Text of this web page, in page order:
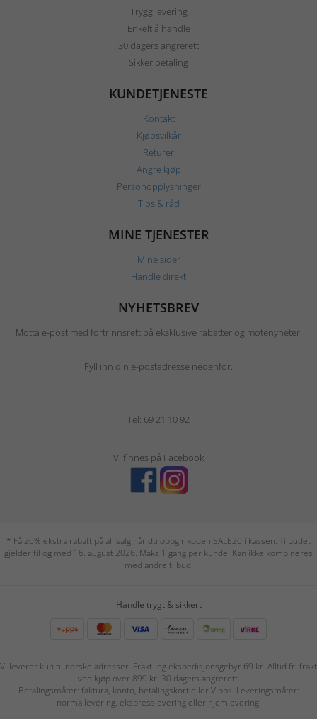
Trygg levering
Enkelt å handle
30 dagers angrerett
Sikker betaling
KUNDETJENESTE
Kontakt
Kjøpsvilkår
Returer
Angre kjøp
Personopplysninger
Tips & råd
MINE TJENESTER
Mine sider
Handle direkt
NYHETSBREV
Motta e-post med fortrinnsrett på eksklusive rabatter og motenyheter.
Fyll inn din e-postadresse nedenfor.
Tel: 69 21 10 92
Vi finnes på Facebook
* Få 20% ekstra rabatt på all salg når du oppgir koden SALE20 i kassen. Tilbudet
gjelder til og med 16. august 2026. Maks 1 gang per kunde. Kan ikke kombineres
med andre tilbud.
Handle trygt & sikkert
Vi leverer kun til norske adresser. Frakt- og ekspedisjonsgebyr 69 kr. Alltid fri frakt
ved kjøp over 899 kr. 30 dagers angrerett.
Betalingsmåter: faktura, konto, betalingskort eller Vipps. Leveringsmåter:
normallevering, ekspresslevering eller hjemlevering.